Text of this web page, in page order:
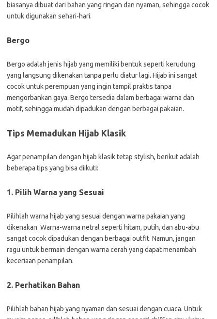
biasanya dibuat dari bahan yang ringan dan nyaman, sehingga cocok
untuk digunakan sehari-hari.
Bergo
Bergo adalah jenis hijab yang memiliki bentuk seperti kerudung
yang langsung dikenakan tanpa perlu diatur lagi. Hijab ini sangat
cocok untuk perempuan yang ingin tampil praktis tanpa
mengorbankan gaya. Bergo tersedia dalam berbagai warna dan
motif, sehingga mudah dipadukan dengan berbagai pakaian.
Tips Memadukan Hijab Klasik
Agar penampilan dengan hijab klasik tetap stylish, berikut adalah
beberapa tips yang bisa diikuti:
1. Pilih Warna yang Sesuai
Pilihlah warna hijab yang sesuai dengan warna pakaian yang
dikenakan. Warna-warna netral seperti hitam, putih, dan abu-abu
sangat cocok dipadukan dengan berbagai outfit. Namun, jangan
ragu untuk bermain dengan warna cerah yang dapat menambah
keceriaan penampilan.
2. Perhatikan Bahan
Pilihlah bahan hijab yang nyaman dan sesuai dengan cuaca. Untuk